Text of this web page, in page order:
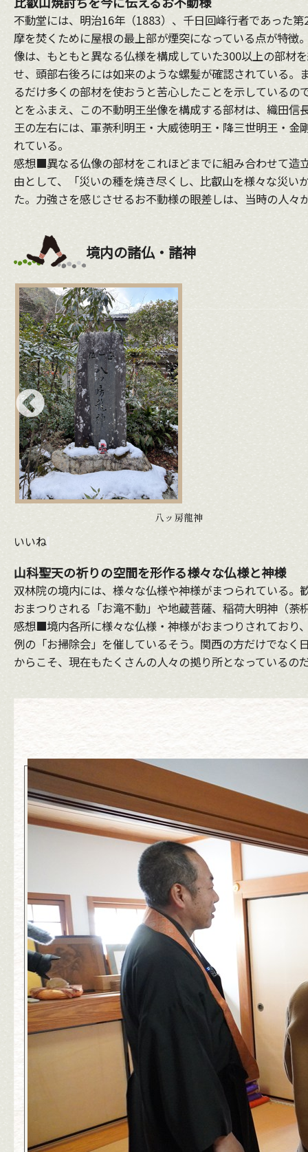
不動堂には、明治16年（1883）、千日回峰行者であった
摩を焚くために屋根の最上部が煙突になっている点が特
像は、もともと異なる仏様を構成していた300以上の部材
せ、頭部右後ろには如来のような螺髪が確認されている
るだけ多くの部材を使おうと苦心したことを示している
とをふまえ、この不動明王坐像を構成する部材は、織田
王の左右には、軍荼利明王・大威徳明王・降三世明王・
れている。
感想■異なる仏像の部材をこれほどまでに組み合わせて造
由として、「災いの種を焼き尽くし、比叡山を様々な災
た。力強さを感じさせるお不動様の眼差しは、当時の人
境内の諸仏・諸神
八ッ房龍神
いいね
山科聖天の祈りの空間を形作る様々な仏様と神様
双林院の境内には、様々な仏様や神様がまつられている
おまつりされる「お滝不動」や地蔵菩薩、稲荷大明神（荼
感想■境内各所に様々な仏様・神様がおまつりされており
例の「お掃除会」を催しているそう。関西の方だけでな
からこそ、現在もたくさんの人々の拠り所となっているの